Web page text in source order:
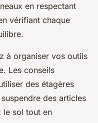
en respectant
vérifiant chaque
à organiser vos outils
Les conseils
des étagères
des articles
le sol tout en